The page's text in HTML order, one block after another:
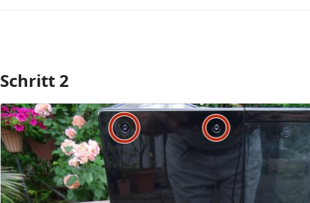
Kommentar hinzufügen
Schritt 2